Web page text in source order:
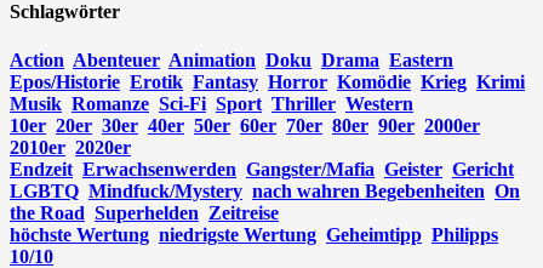
Schlagwörter
Action Abenteuer Animation Doku Drama Eastern
Epos/Historie Erotik Fantasy Horror Komödie Krieg Krimi
Musik Romanze Sci-Fi Sport Thriller Western
10er 20er 30er 40er 50er 60er 70er 80er 90er 2000er
2010er 2020er
Endzeit Erwachsenwerden Gangster/Mafia Geister Gericht
LGBTQ Mindfuck/Mystery nach wahren Begebenheiten On
the Road Superhelden Zeitreise
höchste Wertung niedrigste Wertung Geheimtipp Philipps
10/10